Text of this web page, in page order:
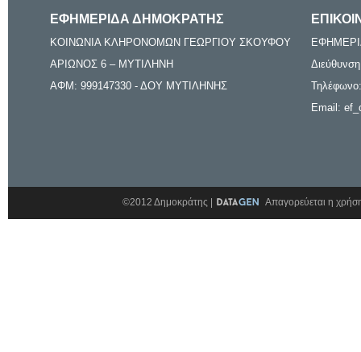
ΕΦΗΜΕΡΙΔΑ ΔΗΜΟΚΡΑΤΗΣ
ΚΟΙΝΩΝΙΑ ΚΛΗΡΟΝΟΜΩΝ ΓΕΩΡΓΙΟΥ ΣΚΟΥΦΟΥ
ΑΡΙΩΝΟΣ 6 – ΜΥΤΙΛΗΝΗ
ΑΦΜ: 999147330 - ΔΟΥ ΜΥΤΙΛΗΝΗΣ
Email:
©2012 Δημοκράτης | Απαγορεύεται η